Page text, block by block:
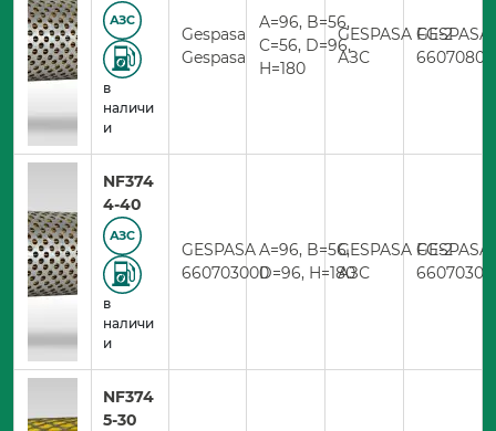
АЗС
в
наличи
и
Gespasa
Gespasa
A=96, B=56,
C=56, D=96,
H=180
GESPASA FG-2
АЗС
GESPASA
NF374
4-40
АЗС
в
наличи
и
GESPASA
660703000
A=96, B=56,
D=96, H=180
GESPASA FG-2
АЗС
GESPASA
NF374
5-30